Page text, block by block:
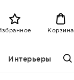
Корзина
Интерьеры